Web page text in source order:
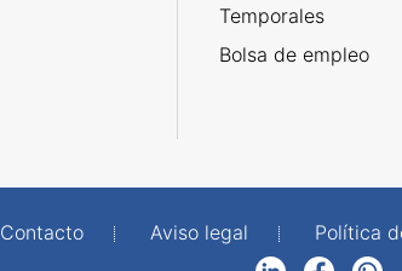
Temporales
Bolsa de empleo
Contacto Aviso legal Política